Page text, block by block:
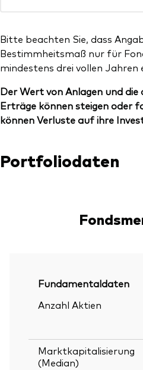
Bitte beachten Sie, dass
Bestimmheitsmaß nur für
mindestens drei vollen Jahren
Der Wert von Anlagen und
Erträge können steigen oder
können Verluste auf ihre
Portfoliodaten
Fundamentaldaten
Anzahl Aktien
Marktkapitalisierung
(Median)